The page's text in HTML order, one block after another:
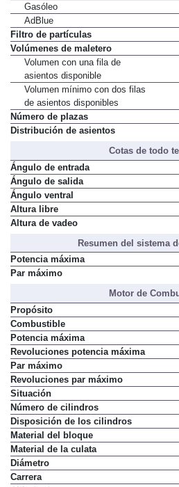
Gasóleo
AdBlue
Filtro de partículas
Volúmenes de maletero
Volumen con una fila de
asientos disponible
Volumen mínimo con dos filas
de asientos disponibles
Número de plazas
Distribución de asientos
Cotas de todo
Ángulo de entrada
Ángulo de salida
Ángulo ventral
Altura libre
Altura de vadeo
Resumen del sistema
Potencia máxima
Par máximo
Motor de
Propósito
Combustible
Potencia máxima
Revoluciones potencia máxima
Par máximo
Revoluciones par máximo
Situación
Número de cilindros
Disposición de los cilindros
Material del bloque
Material de la culata
Diámetro
Carrera